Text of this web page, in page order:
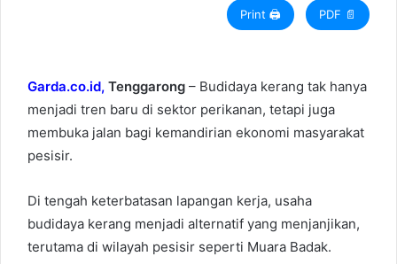
m
a
i
Print 🖨 PDF 📄
Garda.co.id, Tenggarong – Budidaya kerang tak hanya
menjadi tren baru di sektor perikanan, tetapi juga
membuka jalan bagi kemandirian ekonomi masyarakat
pesisir.
Di tengah keterbatasan lapangan kerja, usaha
budidaya kerang menjadi alternatif yang menjanjikan,
terutama di wilayah pesisir seperti Muara Badak.